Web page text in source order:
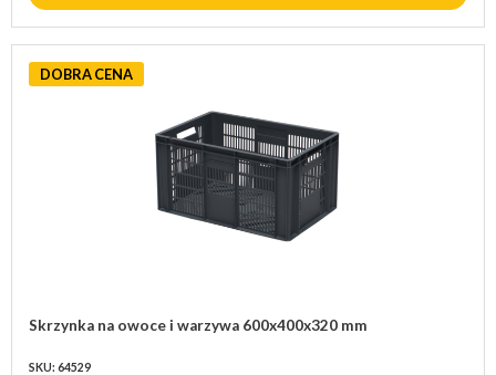
DOBRA CENA
Skrzynka na owoce i warzywa 600x400x320 mm
SKU: 64529